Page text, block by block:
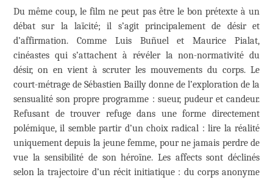
Du même coup, le film ne peut pas être le bon prétexte à un
débat sur la laïcité; il s’agit principalement de désir et
d’affirmation. Comme Luis Buñuel et Maurice Pialat,
cinéastes qui s’attachent à révéler la non-normativité du
désir, on en vient à scruter les mouvements du corps. Le
court-métrage de Sébastien Bailly donne de l’exploration de la
sensualité son propre programme : sueur, pudeur et candeur.
Refusant de trouver refuge dans une forme directement
polémique, il semble partir d’un choix radical : lire la réalité
uniquement depuis la jeune femme, pour ne jamais perdre de
vue la sensibilité de son héroïne. Les affects sont déclinés
selon la trajectoire d’un récit initiatique : du corps anonyme